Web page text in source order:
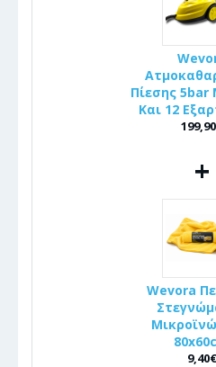
Πίεσης 5bar
Και 12
+
Wevora
9,40€